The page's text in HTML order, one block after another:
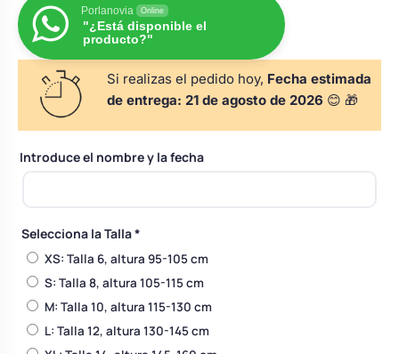
para arras
alianzas
porta alianzas
y pala tarta
damas de honor
Perchas de comunión
personalizadas
Rasca y Gana para Comunión:
Sorpresas y Diversión
Detalles de comunión para invitados
Bolsos personalizados
Neceseres personalizados
Otros regalos
Ver todo
Porlanovia Online
"¿Está disponible el
producto?"
Si realizas el pedido hoy, Fecha estimada
de entrega: 21 de agosto de 2026 😊 🎁
Introduce el nombre y la fecha
Selecciona la Talla*
XS: Talla 6, altura 95-105 cm
S: Talla 8, altura 105-115 cm
M: Talla 10, altura 115-130 cm
L: Talla 12, altura 130-145 cm